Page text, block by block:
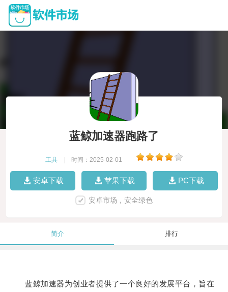
蓝鲸加速器跑路了
工具 时间：2025-02-01
安卓下载 苹果下载 PC下载
安卓市场，安全绿色
简介 排行
蓝鲸加速器为创业者提供了一个良好的发展平台，旨在